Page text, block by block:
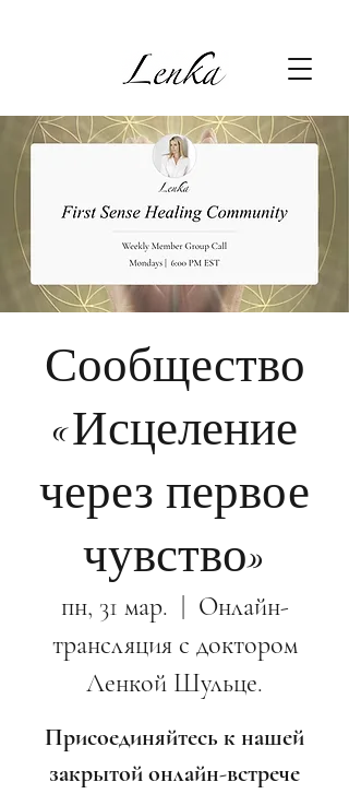
Сообщество
«Исцеление
через первое
чувство»
пн, 31 мар.
Онлайн-
трансляция с доктором
Ленкой Шульце.
Присоединяйтесь к нашей
закрытой онлайн-встрече